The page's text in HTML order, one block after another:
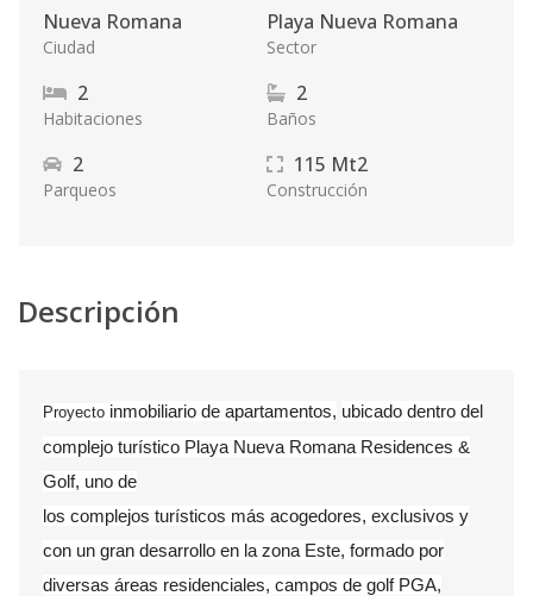
Nueva Romana
Ciudad
Playa Nueva Romana
Sector
2
Habitaciones
2
Baños
2
Parqueos
115 Mt2
Construcción
Descripción
Proyecto inmobiliario de apartamentos, ubicado dentro del
complejo turístico Playa Nueva Romana Residences &
Golf, uno de
los complejos turísticos más acogedores, exclusivos y
con un gran desarrollo en la zona Este, formado por
diversas áreas residenciales, campos de golf PGA,